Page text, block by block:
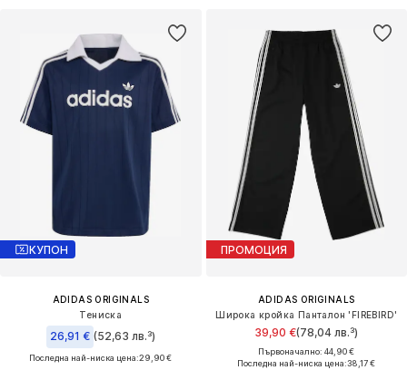
КУПОН
ADIDAS ORIGINALS
Тениска
26,91 € (52,63 лв.³)
Последна най-ниска цена:29,90 €
ПРОМОЦИЯ
ADIDAS ORIGINALS
Широка кройка Панталон 'FIREBIRD'
39,90 €(78,04 лв.³)
Първоначално: 44,90 €
Последна най-ниска цена:38,17 €